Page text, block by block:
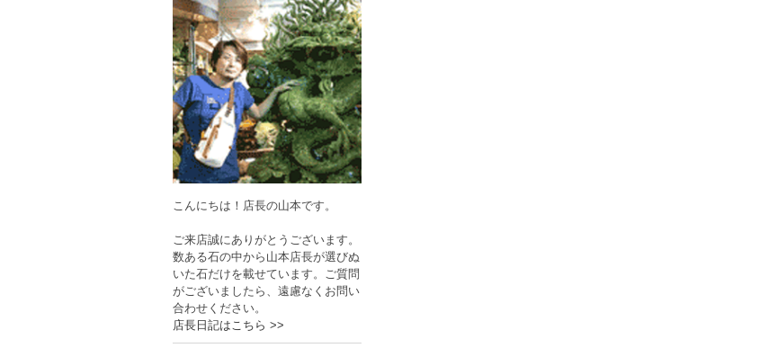
こんにちは！店長の山本です。
ご来店誠にありがとうございます。
数ある石の中から山本店長が選びぬ
いた石だけを載せています。ご質問
がございましたら、遠慮なくお問い
合わせください。
店長日記はこちら >>